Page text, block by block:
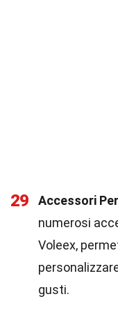
29 Accessori
numerosi
Voleex,
gusti.